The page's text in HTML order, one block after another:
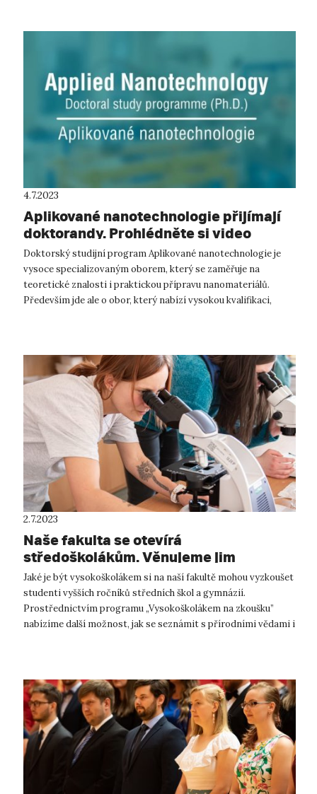
4.7.2023
Aplikované nanotechnologie přijímají
doktorandy. Prohlédněte si video
Doktorský studijní program Aplikované nanotechnologie je
vysoce specializovaným oborem, který se zaměřuje na
teoretické znalosti i praktickou přípravu nanomateriálů.
Především jde ale o obor, který nabízí vysokou kvalifikaci,
2.7.2023
Naše fakulta se otevírá
středoškolákům. Věnujeme jim
studentský týden nebo prohlídku
Jaké je být vysokoškolákem si na naší fakultě mohou vyzkoušet
studenti vyšších ročníků středních škol a gymnázií.
Prostřednictvím programu „Vysokoškolákem na zkoušku”
nabízíme další možnost, jak se seznámit s přírodními vědami i